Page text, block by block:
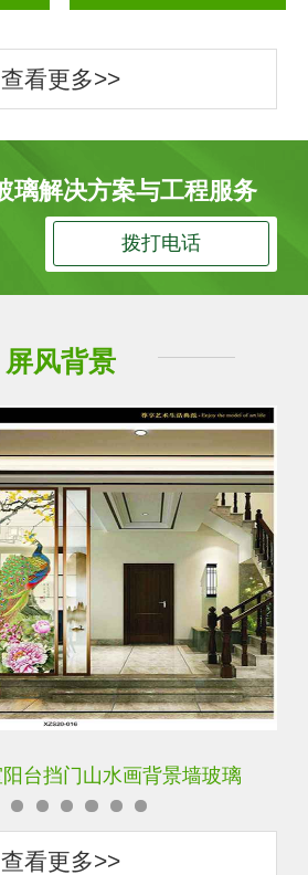
查看更多>>
解决方案与工程服务
拨打电话
屏风背景
电视玻璃背景墙
查看更多>>